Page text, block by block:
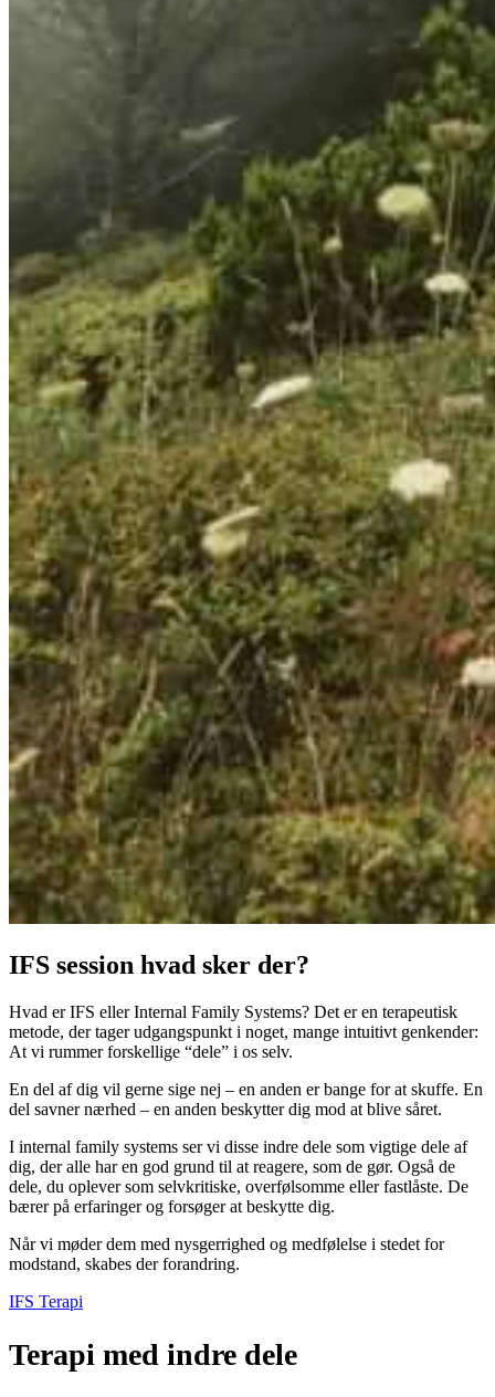
IFS session hvad sker der?
Hvad er IFS eller Internal Family Systems? Det er en terapeutisk
metode, der tager udgangspunkt i noget, mange intuitivt genkender:
At vi rummer forskellige “dele” i os selv.
En del af dig vil gerne sige nej – en anden er bange for at skuffe. En
del savner nærhed – en anden beskytter dig mod at blive såret.
I internal family systems ser vi disse indre dele som vigtige dele af
dig, der alle har en god grund til at reagere, som de gør. Også de
dele, du oplever som selvkritiske, overfølsomme eller fastlåste. De
bærer på erfaringer og forsøger at beskytte dig.
Når vi møder dem med nysgerrighed og medfølelse i stedet for
modstand, skabes der forandring.
IFS Terapi
Terapi med indre dele